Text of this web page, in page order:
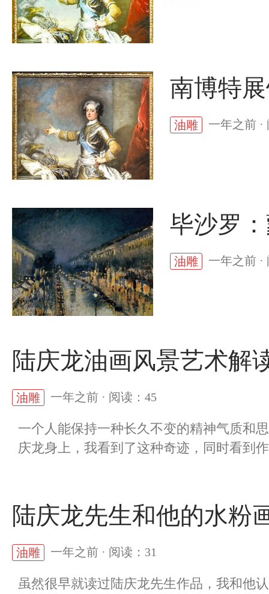
南博特
油雕 一年之前 ·
毕沙罗
油雕 一年之前 ·
陆庆龙油画风景艺术解
油雕 一年之前 · 阅读：45
一个人能保持一种长久不变的精神气质和
庆龙身上，我看到了这种奇迹，同时看到
陆庆龙先生和他的水粉
油雕 一年之前 · 阅读：31
虽然很早就读过陆庆龙先生作品，我和他